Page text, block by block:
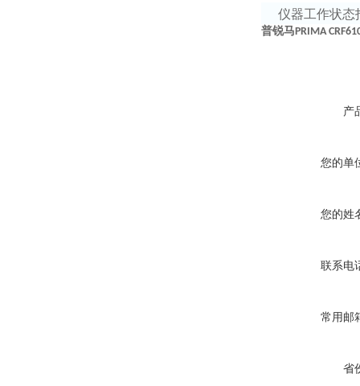
仪器工作状态
普锐马PRIMA
产
您的单
您的姓
联系电
常用邮
省